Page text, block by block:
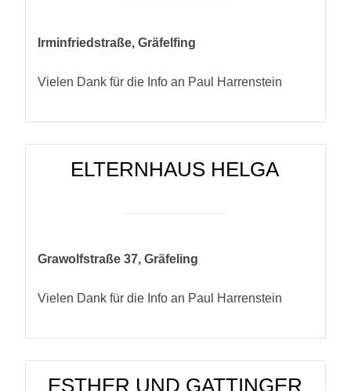
Irminfriedstraße, Gräfelfing
Vielen Dank für die Info an Paul Harrenstein
ELTERNHAUS HELGA
Grawolfstraße 37, Gräfeling
Vielen Dank für die Info an Paul Harrenstein
ESTHER UND GATTINGER